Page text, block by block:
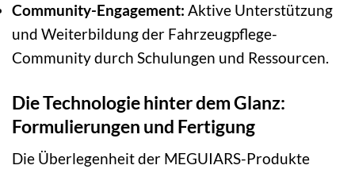
Community-Engagement: Aktive Unterstützung
und Weiterbildung der Fahrzeugpflege-
Community durch Schulungen und Ressourcen.
Die Technologie hinter dem Glanz:
Formulierungen und Fertigung
Die Überlegenheit der MEGUIARS-Produkte